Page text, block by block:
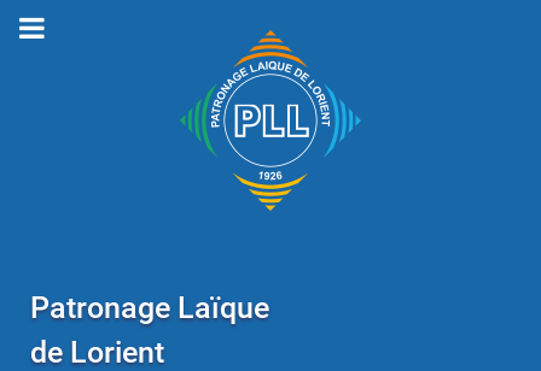
Patronage Laïque
de Lorient